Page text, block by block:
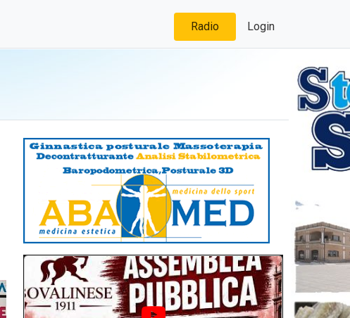
Radio Login